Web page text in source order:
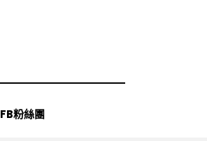
FB粉絲團